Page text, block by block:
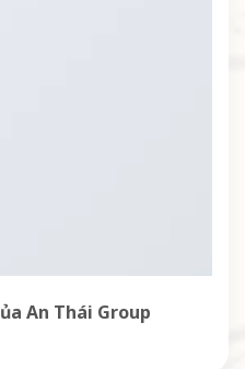
An Thái Group